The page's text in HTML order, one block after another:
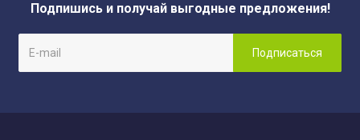
Подпишись и получай выгодные предложения!